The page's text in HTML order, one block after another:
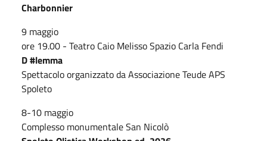
Charbonnier
9 maggio
ore 19.00 - Teatro Caio Melisso Spazio Carla Fendi
D #lemma
Spettacolo organizzato da Associazione Teude APS
Spoleto
8-10 maggio
Complesso monumentale San Nicolò